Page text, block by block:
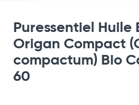
Puressentiel Huile
Origan Compact
compactum) Bio
60